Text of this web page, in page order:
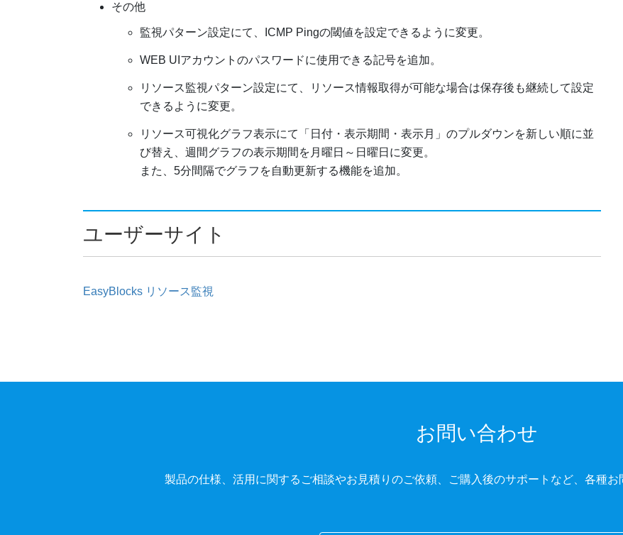
その他
監視パターン設定にて、ICMP Pingの閾値を設定できるように変更。
WEB UIアカウントのパスワードに使用できる記号を追加。
リソース監視パターン設定にて、リソース情報取得が可能な場合は保存後も継続して設定
できるように変更。
リソース可視化グラフ表示にて「日付・表示期間・表示月」のプルダウンを新しい順に並
び替え、週間グラフの表示期間を月曜日～日曜日に変更。
また、5分間隔でグラフを自動更新する機能を追加。
ユーザーサイト
EasyBlocks リソース監視
お問い合わせ
製品の仕様、活用に関するご相談やお見積りのご依頼、ご購入後のサポートなど、各種お